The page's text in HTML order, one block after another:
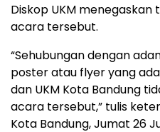
Diskop UKM
acara tersebut.
“Sehubungan dengan
poster atau flyer yang
dan UKM Kota Bandung
acara tersebut,” tulis
Kota Bandung, Jumat 26